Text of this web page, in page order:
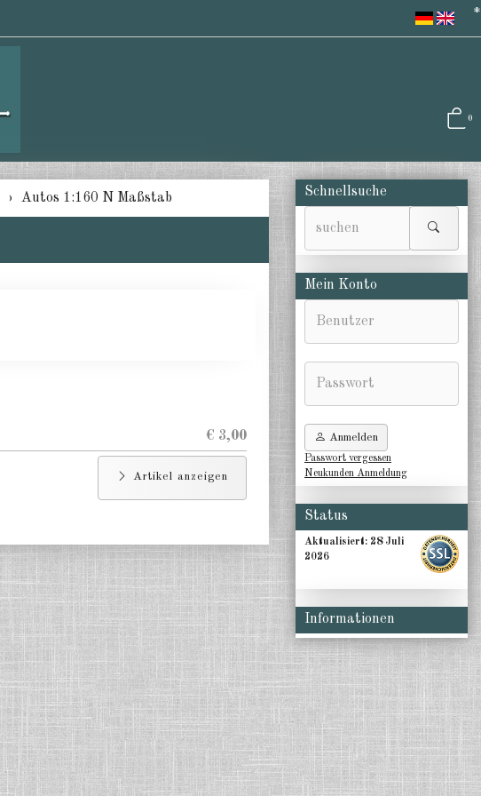
*
0
Autos 1:160 N Maßstab
€ 3,00
Artikel anzeigen
Schnellsuche
Mein Konto
Anmelden
Passwort vergessen
Neukunden Anmeldung
Status
Aktualisiert: 28 Juli
2026
Informationen